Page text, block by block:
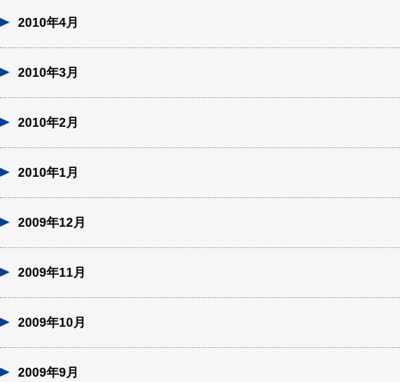
2010年4月
2010年3月
2010年2月
2010年1月
2009年12月
2009年11月
2009年10月
2009年9月